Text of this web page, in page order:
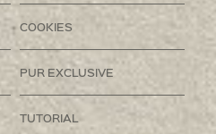
COOKIES
PUR EXCLUSIVE
TUTORIAL